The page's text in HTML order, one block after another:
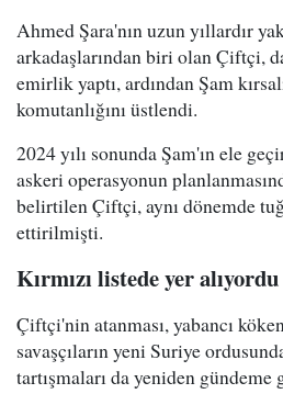
Ahmed Şara'nın uzun yıllardır
arkadaşlarından biri olan Çiftçi,
emirlik yaptı, ardından Şam
komutanlığını üstlendi.
2024 yılı sonunda Şam'ın ele
askeri operasyonun
belirtilen Çiftçi, aynı dönemde
ettirilmişti.
Kırmızı listede yer alıyordu
Çiftçi'nin atanması, yabancı
savaşçıların yeni Suriye
tartışmaları da yeniden gündeme